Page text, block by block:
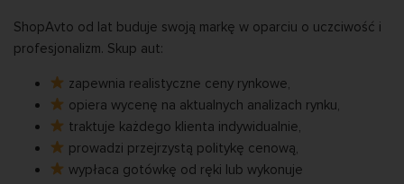
ShopAvto od lat buduje swoją markę w oparciu o uczciwość i
profesjonalizm. Skup aut:
zapewnia realistyczne ceny rynkowe,
opiera wycenę na aktualnych analizach rynku,
traktuje każdego klienta indywidualnie,
prowadzi przejrzystą politykę cenową,
wypłaca gotówkę od ręki lub wykonuje